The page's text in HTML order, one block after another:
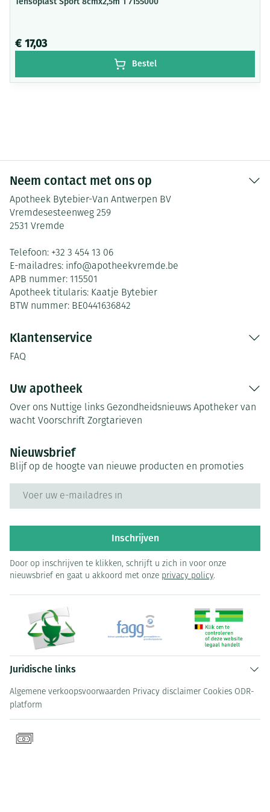
€ 17,03
Bestel
Neem contact met ons op
Apotheek Bytebier-Van Antwerpen BV
Vremdesesteenweg 259
2531 Vremde
Telefoon: +32 3 454 13 06
E-mailadres: info@apotheekvremde.be
APB nummer: 115501
Apotheek titularis: Kaatje Bytebier
BTW nummer: BE0441636842
Klantenservice
FAQ
Uw apotheek
Over ons Nuttige links Gezondheidsnieuws Apotheker van
wacht Voorschrift Zorgtarieven
Nieuwsbrief
Blijf op de hoogte van nieuwe producten en promoties
Inschrijven
Door op inschrijven te klikken, schrijft u zich in voor onze
nieuwsbrief en gaat u akkoord met onze privacy policy.
Juridische links
Algemene verkoopsvoorwaarden Privacy disclaimer Cookies ODR-
platform